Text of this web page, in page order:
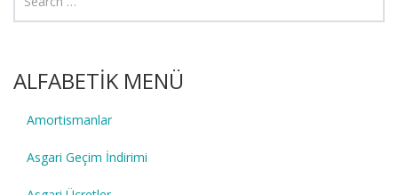
ALFABETİK MENÜ
Amortismanlar
Asgari Geçim İndirimi